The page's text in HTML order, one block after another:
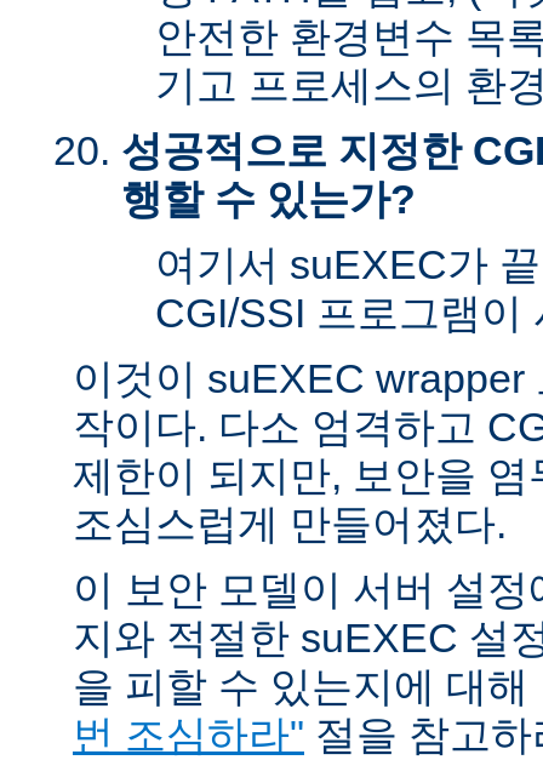
안전한 환경변수 목
기고 프로세스의 환
성공적으로 지정한
행할 수 있는가?
여기서 suEXEC가
CGI/SSI 프로그램이
이것이 suEXEC wrapper
작이다. 다소 엄격하고
제한이 되지만, 보안을
조심스럽게 만들어졌다.
이 보안 모델이 서버 설
지와 적절한 suEXEC 설
을 피할 수 있는지에 대
번 조심하라" 절을 참고하